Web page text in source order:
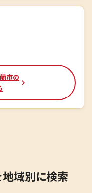
市の
域別に検索